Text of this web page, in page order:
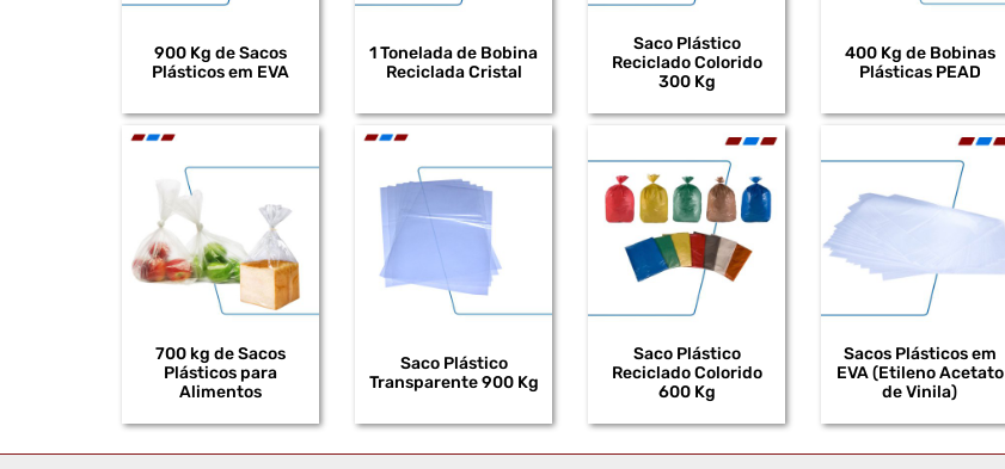
900 Kg de Sacos
Plásticos em EVA
1 Tonelada de Bobina
Reciclada Cristal
Saco Plástico
Reciclado Colorido
300 Kg
400 Kg de Bobinas
Plásticas PEAD
700 kg de Sacos
Plásticos para
Alimentos
Saco Plástico
Transparente 900 Kg
Saco Plástico
Reciclado Colorido
600 Kg
Sacos Plásticos em
EVA (Etileno Acetato
de Vinila)